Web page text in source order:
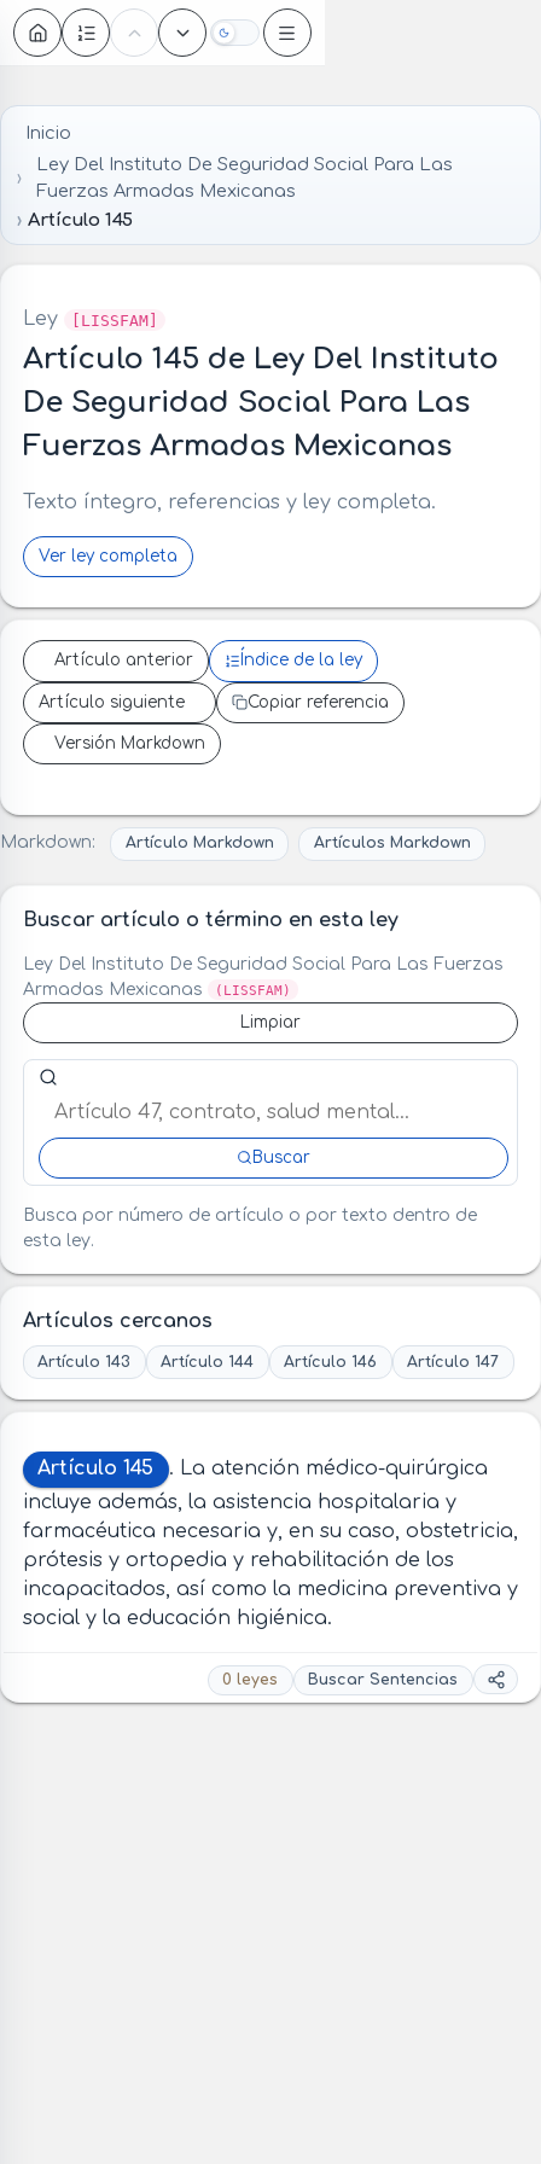
Oscuro
Inicio
Ley Del Instituto De Seguridad Social Para Las
Fuerzas Armadas Mexicanas
Artículo 145
Ley [LISSFAM]
Artículo 145 de Ley Del Instituto
De Seguridad Social Para Las
Fuerzas Armadas Mexicanas
Texto íntegro, referencias y ley completa.
Ver ley completa
Artículo anterior Índice de la ley
Artículo siguiente Copiar referencia
Versión Markdown
Markdown: Artículo Markdown Artículos Markdown
Buscar artículo o término en esta ley
Ley Del Instituto De Seguridad Social Para Las Fuerzas
Armadas Mexicanas
(LISSFAM)
Limpiar
Buscar artículo o término en esta ley
Buscar
Busca por número de artículo o por texto dentro de
esta ley.
Artículos cercanos
Artículo 143 Artículo 144 Artículo 146 Artículo 147
Artículo 145
. La atención médico-quirúrgica
incluye además, la asistencia hospitalaria y
farmacéutica necesaria y, en su caso, obstetricia,
prótesis y ortopedia y rehabilitación de los
incapacitados, así como la medicina preventiva y
social y la educación higiénica.
0 leyes Buscar Sentencias